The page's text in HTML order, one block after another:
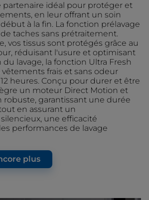
partenaire idéal pour protéger et
en leur offrant un soin
à la fin. La fonction prélavage
taches sans prétraitement.
vos tissus sont protégés grâce au
réduisant l'usure et optimisant
du lavage, la fonction Ultra Fresh
frais et sans odeur
heures. Conçu pour durer et être
un moteur Direct Motion et
garantissant une durée
en assurant un
une efficacité
performances de lavage
plus